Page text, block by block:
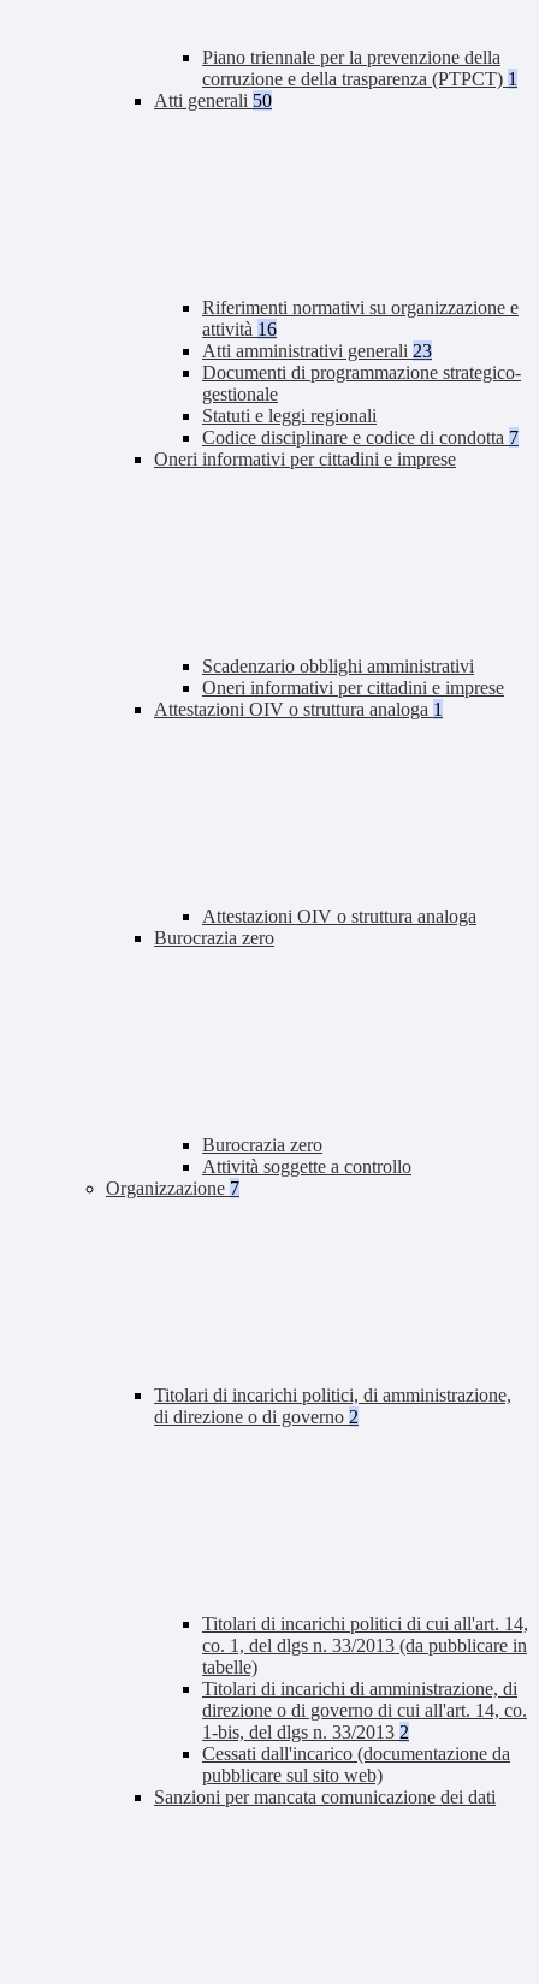
Piano triennale per la prevenzione della
corruzione e della trasparenza (PTPCT) 1
Atti generali 50
Riferimenti normativi su organizzazione e
attività 16
Atti amministrativi generali 23
Documenti di programmazione strategico-
gestionale
Statuti e leggi regionali
Codice disciplinare e codice di condotta 7
Oneri informativi per cittadini e imprese
Scadenzario obblighi amministrativi
Oneri informativi per cittadini e imprese
Attestazioni OIV o struttura analoga 1
Attestazioni OIV o struttura analoga
Burocrazia zero
Burocrazia zero
Attività soggette a controllo
Organizzazione 7
Titolari di incarichi politici, di amministrazione,
di direzione o di governo 2
Titolari di incarichi politici di cui all'art. 14,
co. 1, del dlgs n. 33/2013 (da pubblicare in
tabelle)
Titolari di incarichi di amministrazione, di
direzione o di governo di cui all'art. 14, co.
1-bis, del dlgs n. 33/2013 2
Cessati dall'incarico (documentazione da
pubblicare sul sito web)
Sanzioni per mancata comunicazione dei dati